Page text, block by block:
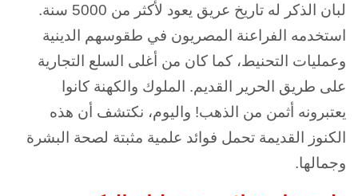
لبان الذكر له تاريخ عريق يعود لأكثر من 5000 سنة.
استخدمه الفراعنة المصريون في طقوسهم الدينية
وعمليات التحنيط، كما كان من أغلى السلع التجارية
على طريق الحرير القديم. الملوك والكهنة كانوا
يعتبرونه أثمن من الذهب! واليوم، نكتشف أن هذه
الكنوز القديمة تحمل فوائد علمية مثبتة لصحة البشرة
وجمالها.